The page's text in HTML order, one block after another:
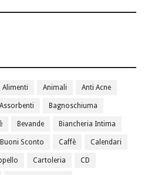
Alimenti Animali Anti Acne
Assorbenti Bagnoschiuma
Bevande Biancheria Intima
Buoni Sconto Caffè Calendari
Cartoleria CD